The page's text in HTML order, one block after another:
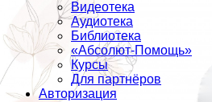
Видеотека
Аудиотека
Библиотека
«Абсолют-Помощь»
Курсы
Для партнёров
Авторизация